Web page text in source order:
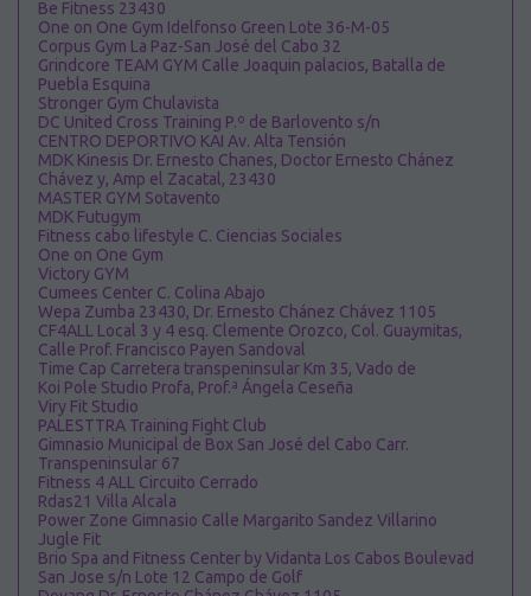
Be Fitness 23430
One on One Gym Idelfonso Green Lote 36-M-05
Corpus Gym La Paz-San José del Cabo 32
Grindcore TEAM GYM Calle Joaquin palacios, Batalla de
Puebla Esquina
Stronger Gym Chulavista
DC United Cross Training P.º de Barlovento s/n
CENTRO DEPORTIVO KAI Av. Alta Tensión
MDK Kinesis Dr. Ernesto Chanes, Doctor Ernesto Chánez
Chávez y, Amp el Zacatal, 23430
MASTER GYM Sotavento
MDK Futugym
Fitness cabo lifestyle C. Ciencias Sociales
One on One Gym
Victory GYM
Cumees Center C. Colina Abajo
Wepa Zumba 23430, Dr. Ernesto Chánez Chávez 1105
CF4ALL Local 3 y 4 esq. Clemente Orozco, Col. Guaymitas,
Calle Prof. Francisco Payen Sandoval
Time Cap Carretera transpeninsular Km 35, Vado de
Koi Pole Studio Profa, Prof.ª Ángela Ceseña
Viry Fit Studio
PALESTTRA Training Fight Club
Gimnasio Municipal de Box San José del Cabo Carr.
Transpeninsular 67
Fitness 4 ALL Circuito Cerrado
Rdas21 Villa Alcala
Power Zone Gimnasio Calle Margarito Sandez Villarino
Jugle Fit
Brio Spa and Fitness Center by Vidanta Los Cabos Boulevad
San Jose s/n Lote 12 Campo de Golf